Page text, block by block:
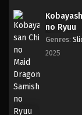
no Ryuu
Genres:
2025